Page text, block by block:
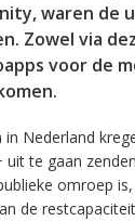
waren de
Zowel via
voor de
Nederland
te gaan
omroep
de